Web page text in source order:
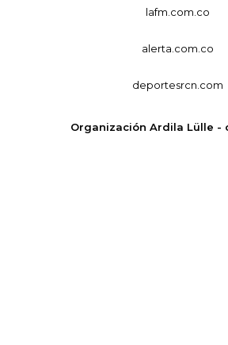
lafm.com.co
alerta.com.co
deportesrcn.com
Organización Ardila Lülle -